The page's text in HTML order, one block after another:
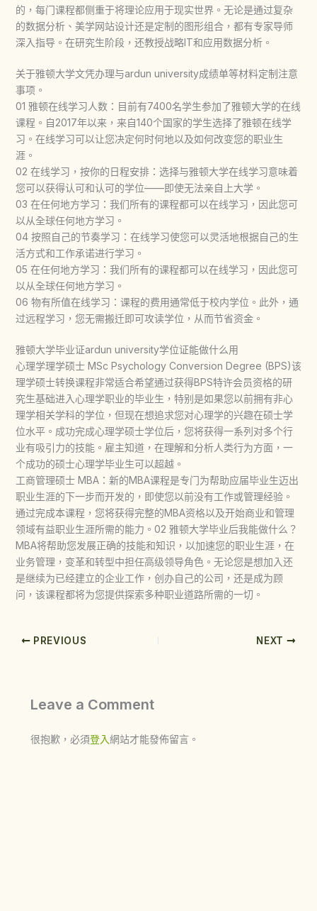
的，每门课程都侧重于将理论应用于现实世界。无论是通过复杂
的数据分析、美学网站设计还是定制的图形组合，都有专家导师
深入指导。在研究生阶段，还教授战略IT和应用数据分析。
关于雅顿大学文凭办理与ardun university成绩单等材料定制注意
事项。
01 雅顿在线学习人数：目前有7400名学生参加了雅顿大学的在线
课程。自2017年以来，来自140个国家的学生选择了雅顿在线学
习。在线学习可以让您决定何时何地以及如何改变您的职业生
涯。
02 在线学习，按你的日程安排：选择与雅顿大学在线学习意味着
您可以获得认可和认可的学位——即使无法亲自上大学。
03 在任何地方学习：我们所有的课程都可以在线学习，因此您可
以从全球任何地方学习。
04 按照自己的节奏学习：在线学习使您可以灵活地根据自己的生
活方式和工作承诺进行学习。
05 在任何地方学习：我们所有的课程都可以在线学习，因此您可
以从全球任何地方学习。
06 物有所值在线学习：课程的费用通常低于校内学位。此外，通
过远程学习，您无需搬迁即可攻读学位，从而节省资金。
雅顿大学毕业证ardun university学位证能做什么用
心理学理学硕士 MSc Psychology Conversion Degree (BPS)该
理学硕士转换课程非常适合希望通过获得BPS特许会员资格的研
究生基础进入心理学职业的毕业生，特别是如果您以前拥有非心
理学相关学科的学位，但现在想追求您对心理学的兴趣在硕士学
位水平。成功完成心理学硕士学位后，您将获得一系列对多个行
业有吸引力的技能。雇主知道，在理解和分析人类行为方面，一
个成功的硕士心理学毕业生可以超越。
工商管理硕士 MBA：新的MBA课程是专门为帮助应届毕业生迈出
职业生涯的下一步而开发的，即使您以前没有工作或管理经验。
通过完成本课程，您将获得完整的MBA资格以及开始商业和管理
领域有益职业生涯所需的能力。02 雅顿大学毕业后我能做什么？
MBA将帮助您发展正确的技能和知识，以加速您的职业生涯，在
业务管理，变革和转型中担任高级领导角色。无论您是想加入还
是继续为已经建立的企业工作，创办自己的公司，还是成为顾
问，该课程都将为您提供探索多种职业道路所需的一切。
PREVIOUS NEXT
Leave a Comment
很抱歉，必須登入網站才能發佈留言。